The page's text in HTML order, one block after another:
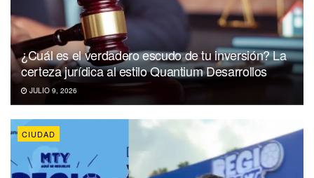
¿Cuál es el verdadero escudo de tu inversión? La
certeza jurídica al estilo Quantium Desarrollos
JULIO 9, 2026
CIUDAD